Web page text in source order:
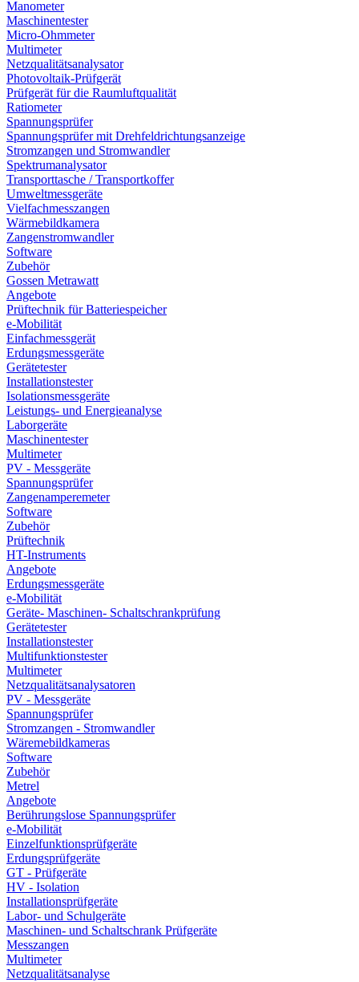
Manometer
Maschinentester
Micro-Ohmmeter
Multimeter
Netzqualitätsanalysator
Photovoltaik-Prüfgerät
Prüfgerät für die Raumluftqualität
Ratiometer
Spannungsprüfer
Spannungsprüfer mit Drehfeldrichtungsanzeige
Stromzangen und Stromwandler
Spektrumanalysator
Transporttasche / Transportkoffer
Umweltmessgeräte
Vielfachmesszangen
Wärmebildkamera
Zangenstromwandler
Software
Zubehör
Gossen Metrawatt
Angebote
Prüftechnik für Batteriespeicher
e-Mobilität
Einfachmessgerät
Erdungsmessgeräte
Gerätetester
Installationstester
Isolationsmessgeräte
Leistungs- und Energieanalyse
Laborgeräte
Maschinentester
Multimeter
PV - Messgeräte
Spannungsprüfer
Zangenamperemeter
Software
Zubehör
Prüftechnik
HT-Instruments
Angebote
Erdungsmessgeräte
e-Mobilität
Geräte- Maschinen- Schaltschrankprüfung
Gerätetester
Installationstester
Multifunktionstester
Multimeter
Netzqualitätsanalysatoren
PV - Messgeräte
Spannungsprüfer
Stromzangen - Stromwandler
Wäremebildkameras
Software
Zubehör
Metrel
Angebote
Berührungslose Spannungsprüfer
e-Mobilität
Einzelfunktionsprüfgeräte
Erdungsprüfgeräte
GT - Prüfgeräte
HV - Isolation
Installationsprüfgeräte
Labor- und Schulgeräte
Maschinen- und Schaltschrank Prüfgeräte
Messzangen
Multimeter
Netzqualitätsanalyse